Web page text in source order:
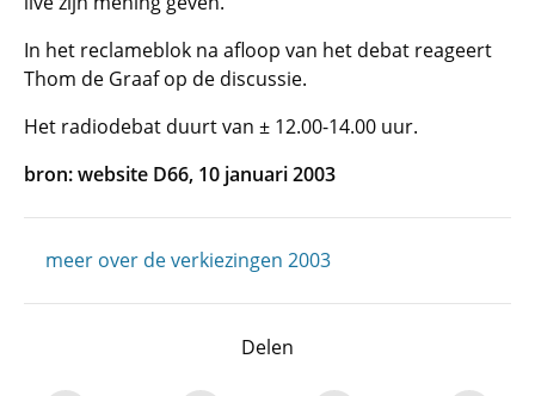
In het reclameblok na afloop van het debat reageert
Thom de Graaf op de discussie.
Het radiodebat duurt van ± 12.00-14.00 uur.
bron: website D66, 10 januari 2003
meer over de verkiezingen 2003
Delen